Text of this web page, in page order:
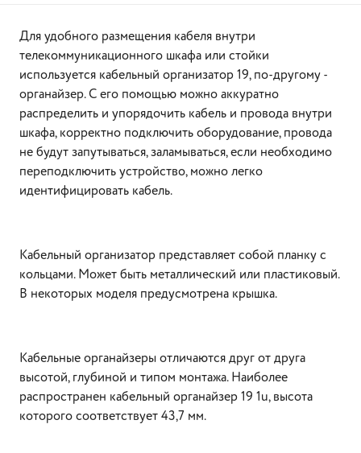
Для удобного размещения кабеля внутри
телекоммуникационного шкафа или стойки
используется кабельный организатор 19, по-другому -
органайзер. С его помощью можно аккуратно
распределить и упорядочить кабель и провода внутри
шкафа, корректно подключить оборудование, провода
не будут запутываться, заламываться, если необходимо
переподключить устройство, можно легко
идентифицировать кабель.
Кабельный организатор представляет собой планку с
кольцами. Может быть металлический или пластиковый.
В некоторых моделя предусмотрена крышка.
Кабельные органайзеры отличаются друг от друга
высотой, глубиной и типом монтажа. Наиболее
распространен кабельный органайзер 19 1u, высота
которого соответствует 43,7 мм.